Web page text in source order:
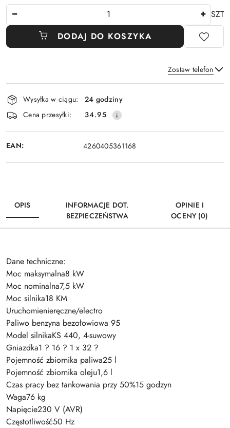
SZT
DODAJ DO KOSZYKA
Zostaw telefon
Wyślij
Dostępność
i
dostawa
Wysyłka w ciągu:
24 godziny
Cena przesyłki:
34.95
EAN: 4260405361168
OPIS
INFORMACJE DOT.
BEZPIECZEŃSTWA
OPINIE I
OCENY (0)
Dane techniczne:
Moc maksymalna8 kW
Moc nominalna7,5 kW
Moc silnika18 KM
Uruchomienieręczne/electro
Paliwo benzyna bezołowiowa 95
Model silnikaKS 440, 4-suwowy
Gniazdka1 ? 16 ? 1 x 32 ?
Pojemność zbiornika paliwa25 l
Pojemność zbiornika oleju1,6 l
Czas pracy bez tankowania przy 50%15 godzyn
Waga76 kg
Napięcie230 V (AVR)
Częstotliwość50 Hz